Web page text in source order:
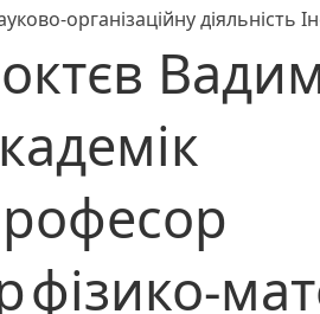
організаційну діяльність
фізико-